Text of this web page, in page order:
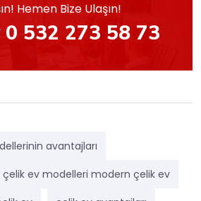
Hemen Bize Ulaşın!
532 273 58 73
avantajları
çelik ev modelleri modern çelik ev